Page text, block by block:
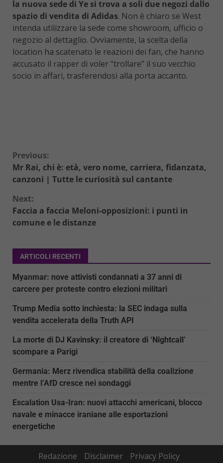
la nuova sede di Ye si trova a soli due negozi dallo
spazio di vendita di Adidas. Non è chiaro se West
intenda utilizzare la sede come showroom, ufficio o
negozio al dettaglio. Ovviamente, la scelta della
location ha scatenato le reazioni dei fan, che hanno
accusato il rapper di voler “trollare” il suo vecchio
socio in affari, trasferendosi alla porta accanto.
Continue
Reading
Previous:
Mr Rai, chi è: età, vero nome, carriera, fidanzata,
canzoni | Tutte le curiosità sul cantante
Next:
Faccia a faccia Meloni-opposizioni: i punti in
comune e le distanze
ARTICOLI RECENTI
Myanmar: nove attivisti condannati a 37 anni di
carcere per proteste contro elezioni militari
Trump Media sotto inchiesta: la SEC indaga sulla
vendita accelerata della Truth API
La morte di DJ Kavinsky: il creatore di ‘Nightcall’
scompare a Parigi
Germania: Merz rivendica stabilità della coalizione
mentre l’AfD cresce nei sondaggi
Escalation Usa-Iran: nuovi attacchi americani, blocco
navale e minacce iraniane alle esportazioni
energetiche
Redazione Disclaimer Privacy Policy